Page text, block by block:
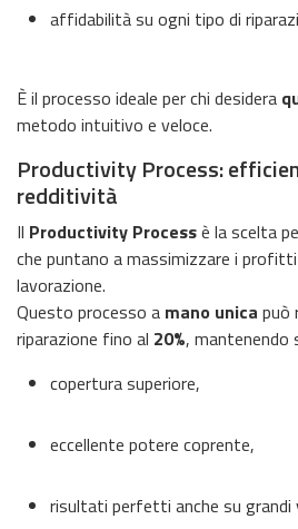
affidabilità su ogni tipo di
È il processo ideale per chi desidera
metodo intuitivo e veloce.
Productivity Process:
redditività
Il Productivity Processè la scelta
che puntano a massimizzare i
lavorazione.
Questo processo a mano unica può
riparazione fino al 20%, mantenendo
copertura superiore,
eccellente potere coprente,
risultati perfetti anche su grandi